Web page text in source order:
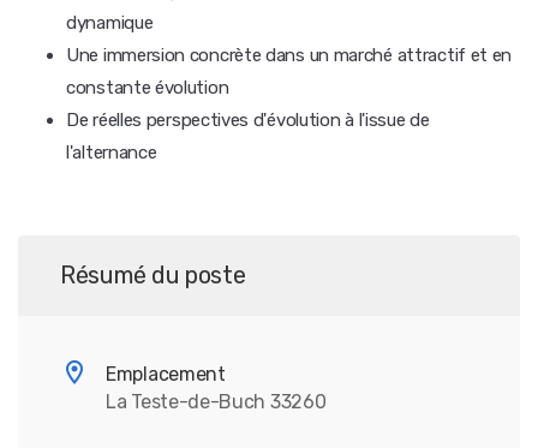
dynamique
Une immersion concrète dans un marché attractif et en
constante évolution
De réelles perspectives d'évolution à l'issue de
l'alternance
Résumé du poste
Emplacement
La Teste-de-Buch 33260